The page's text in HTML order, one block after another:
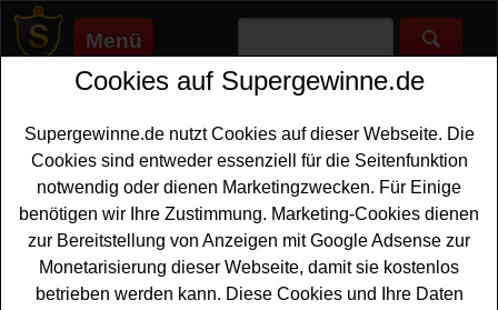
Menü
Supergewinne.de>Gewinnspiele>Technik Gewinnspiele>
Anzeige:
Anzeige:
Selbst.de Gewinnspiel - Grill-Set
gewinnen
Cookies auf Supergewinne.de
Supergewinne.de nutzt Cookies auf dieser Webseite. Die
Cookies sind entweder essenziell für die Seitenfunktion
notwendig oder dienen Marketingzwecken. Für Einige
benötigen wir Ihre Zustimmung. Marketing-Cookies dienen
zur Bereitstellung von Anzeigen mit Google Adsense zur
Monetarisierung dieser Webseite, damit sie kostenlos
betrieben werden kann. Diese Cookies und Ihre Daten